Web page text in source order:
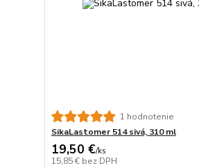
1 hodnotenie
SikaLastomer 514 sivá, 310 ml
19,50 €/ks
15,85 € bez DPH